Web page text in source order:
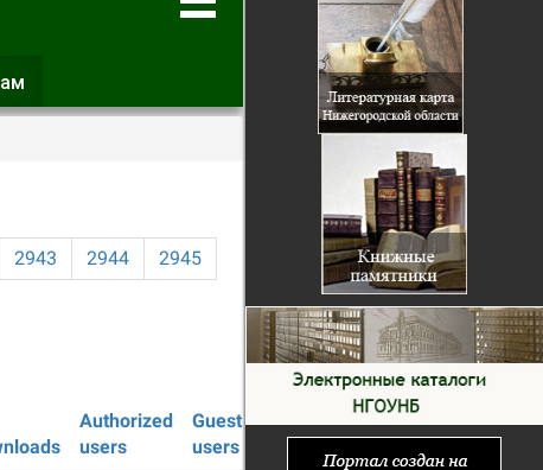
вкладка)
2943 2944
2945
Authorized
users
Guest
users